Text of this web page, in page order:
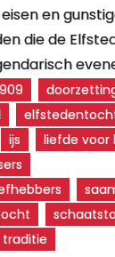
en
die de
ijs
liefde voor
traditie